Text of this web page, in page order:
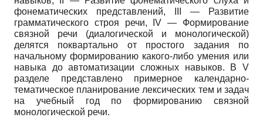
фонематических представлений, III — Развитие
грамматического строя речи, IV — Формирование
связной речи (диалогической и монологической)
делятся поквартально от простого задания по
начальному формированию какого-либо умения или
навыка до автоматизации сложных навыков. В V
разделе представлено примерное ка­лендарно-
тематическое планирование лексических тем и задач
на учебный год по формированию связной
монологической речи.